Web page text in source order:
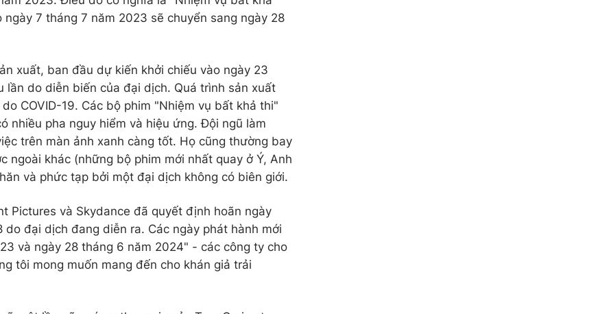
7 tháng 7 năm 2023 sẽ chuyển sang ngày 28
xuất, ban đầu dự kiến ​​khởi chiếu vào ngày 23
lần do diễn biến của đại dịch. Quá trình sản xuất
COVID-19. Các bộ phim "Nhiệm vụ bất khả thi"
nhiều pha nguy hiểm và hiệu ứng. Đội ngũ làm
trên màn ảnh xanh càng tốt. Họ cũng thường bay
ngoài khác (những bộ phim mới nhất quay ở Ý, Anh
và phức tạp bởi một đại dịch không có biên giới.
Pictures và Skydance đã quyết định hoãn ngày
đại dịch đang diễn ra. Các ngày phát hành mới
và ngày 28 tháng 6 năm 2024" - các công ty cho
tôi mong muốn mang đến cho khán giả trải